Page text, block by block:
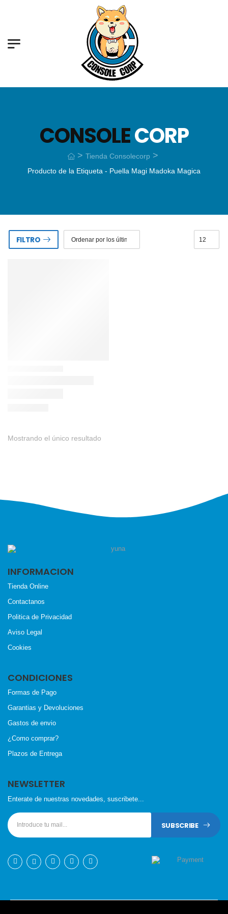
CONSOLECORP
> Tienda Consolecorp >
Producto de la Etiqueta - Puella Magi Madoka Magica
FILTRO
Mostrando el único resultado
INFORMACION
Tienda Online
Contactanos
Politica de Privacidad
Aviso Legal
Cookies
CONDICIONES
Formas de Pago
Garantias y Devoluciones
Gastos de envio
¿Como comprar?
Plazos de Entrega
NEWSLETTER
Enterate de nuestras novedades, suscribete...
SUBSCRIBE